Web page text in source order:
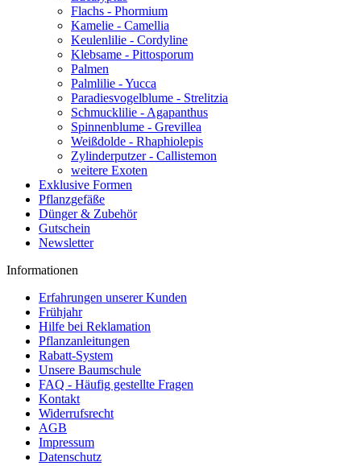
Flachs - Phormium
Kamelie - Camellia
Keulenlilie - Cordyline
Klebsame - Pittosporum
Palmen
Palmlilie - Yucca
Paradiesvogelblume - Strelitzia
Schmucklilie - Agapanthus
Spinnenblume - Grevillea
Weißdolde - Rhaphiolepis
Zylinderputzer - Callistemon
weitere Exoten
Exklusive Formen
Pflanzgefäße
Dünger & Zubehör
Gutschein
Newsletter
Informationen
Erfahrungen unserer Kunden
Frühjahr
Hilfe bei Reklamation
Pflanzanleitungen
Rabatt-System
Unsere Baumschule
FAQ - Häufig gestellte Fragen
Kontakt
Widerrufsrecht
AGB
Impressum
Datenschutz